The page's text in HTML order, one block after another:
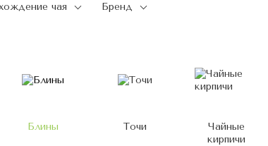
чая Бренд
Блины Точи
Чайные
кирпичи